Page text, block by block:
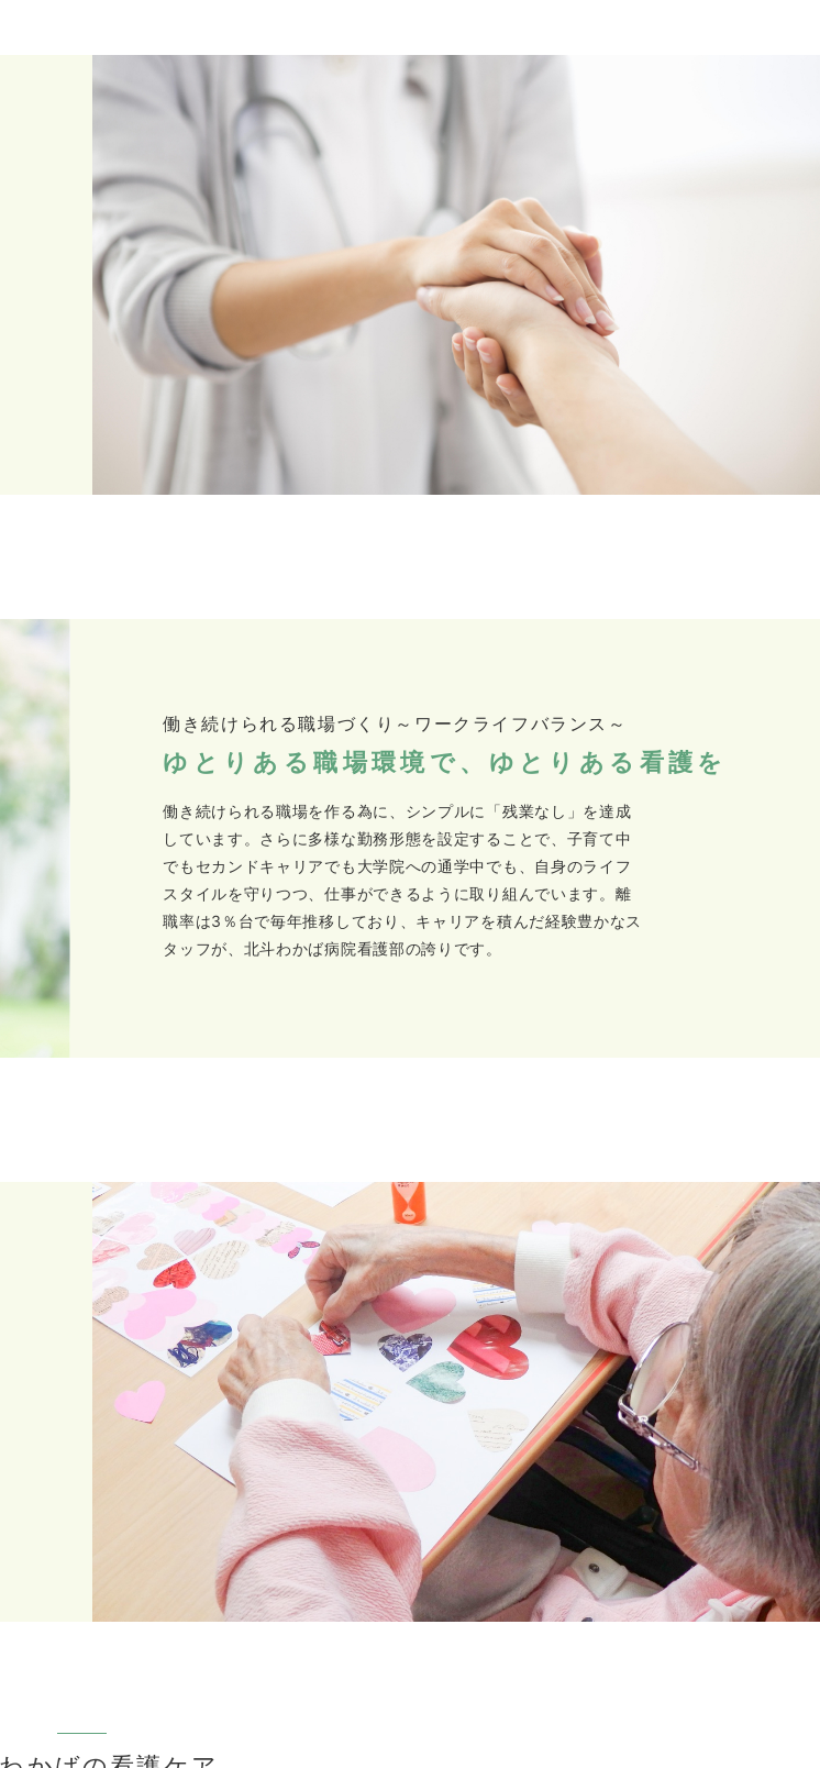
働き続けられる職場づくり～ワークライフバランス～
ゆとりある職場環境で、ゆとりある看護を
働き続けられる職場を作る為に、シンプルに「残業なし」を達成
しています。さらに多様な勤務形態を設定することで、子育て中
でもセカンドキャリアでも大学院への通学中でも、自身のライフ
スタイルを守りつつ、仕事ができるように取り組んでいます。離
職率は3％台で毎年推移しており、キャリアを積んだ経験豊かなス
タッフが、北斗わかば病院看護部の誇りです。